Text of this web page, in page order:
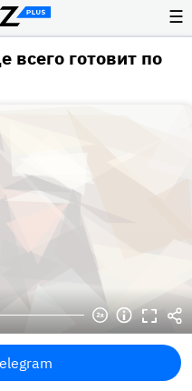
☰
всего готовит по